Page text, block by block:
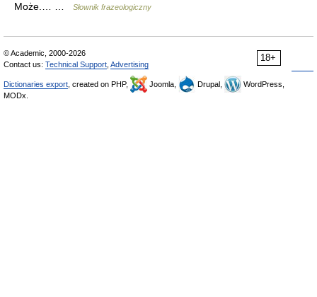
Może.… …
Słownik frazeologiczny
18+
© Academic, 2000-2026
Contact us: Technical Support Advertising
Dictionaries export , created on PHP, Joomla, Drupal,
WordPress,
MODx.